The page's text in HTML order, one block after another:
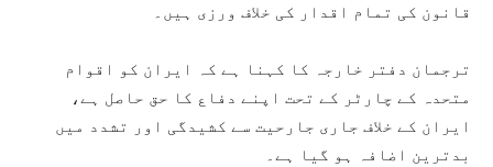
قانون کی تمام اقدار کی خلاف ورزی ہیں۔
ترجمان دفتر خارجہ کا کہنا ہے کہ ایران کو اقوام
متحدہ کے چارٹر کے تحت اپنے دفاع کا حق حاصل ہے،
ایران کے خلاف جاری جارحیت سے کشیدگی اور تشدد میں
بدترین اضافہ ہو گیا ہے۔